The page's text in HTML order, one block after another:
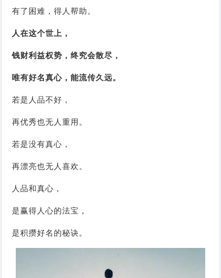
有了困难，得人帮助。
人在这个世上，
钱财利益权势，终究会散尽，
唯有好名真心，能流传久远。
若是人品不好，
再优秀也无人重用。
若是没有真心，
再漂亮也无人喜欢。
人品和真心，
是赢得人心的法宝，
是积攒好名的秘诀。